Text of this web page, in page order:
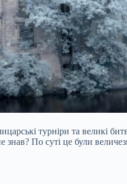
турніри та великі
По суті це були